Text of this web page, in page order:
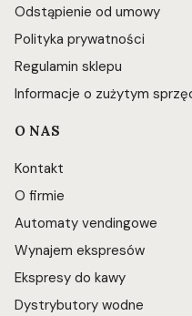
Odstąpienie od umowy
Polityka prywatności
Regulamin sklepu
Informacje o zużytym
O NAS
Kontakt
O firmie
Automaty vendingowe
Wynajem ekspresów
Ekspresy do kawy
Dystrybutory wodne